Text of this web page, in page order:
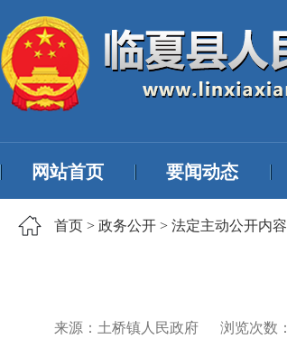
网站首页 要闻动态
首页 > 政务公开 > 法定主动公开内容
来源：土桥镇人民政府 浏览次数：